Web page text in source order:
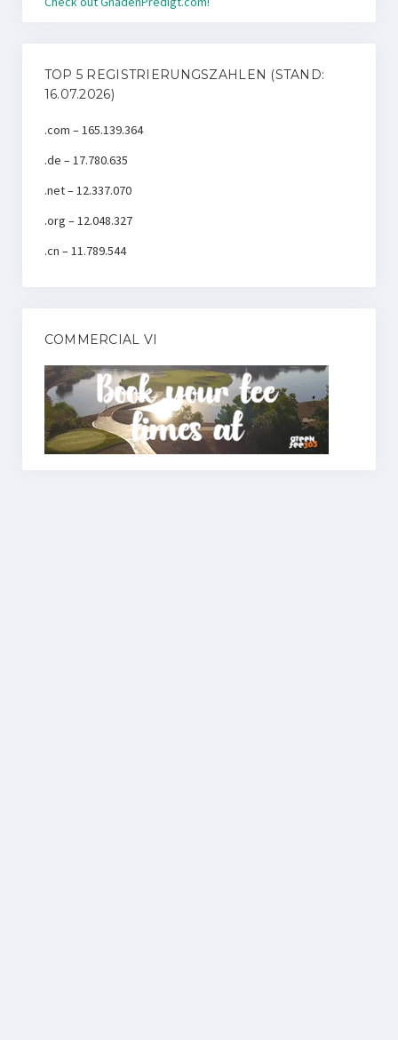
TOP 5 REGISTRIERUNGSZAHLEN (STAND:
16.07.2026)
.com – 165.139.364
.de – 17.780.635
.net – 12.337.070
.org – 12.048.327
.cn – 11.789.544
COMMERCIAL VI